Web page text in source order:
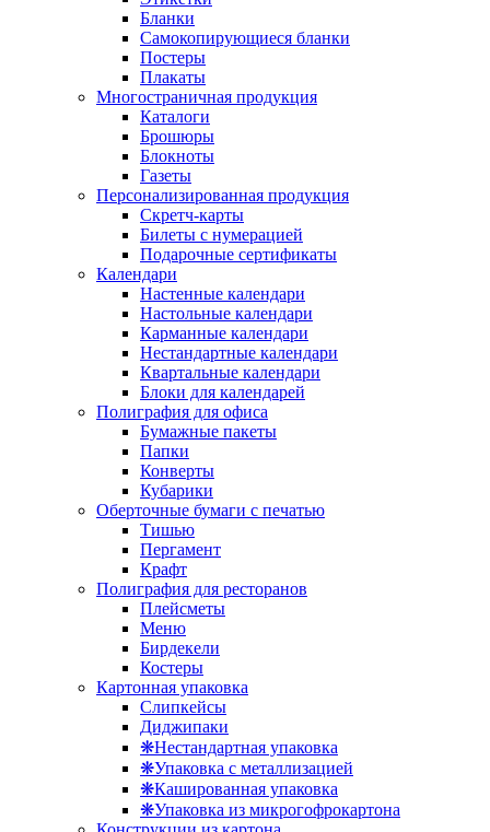
Бланки
Самокопирующиеся бланки
Постеры
Плакаты
Многостраничная продукция
Каталоги
Брошюры
Блокноты
Газеты
Персонализированная продукция
Скретч-карты
Билеты с нумерацией
Подарочные сертификаты
Календари
Настенные календари
Настольные календари
Карманные календари
Нестандартные календари
Квартальные календари
Блоки для календарей
Полиграфия для офиса
Бумажные пакеты
Папки
Конверты
Кубарики
Оберточные бумаги с печатью
Тишью
Пергамент
Крафт
Полиграфия для ресторанов
Плейсметы
Меню
Бирдекели
Костеры
Картонная упаковка
Слипкейсы
Диджипаки
❋Нестандартная упаковка
❋Упаковка с металлизацией
❋Кашированная упаковка
❋Упаковка из микрогофрокартона